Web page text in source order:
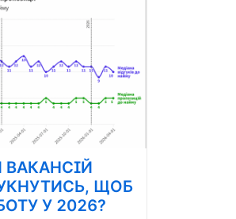
ВАКАНСІЙ
ЩОБ
У 2026?